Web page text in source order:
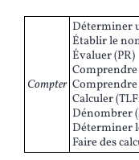
Compter
Déterminer
Établir le
Évaluer (PR)
Calculer
Dénombrer
Déterminer
Faire des